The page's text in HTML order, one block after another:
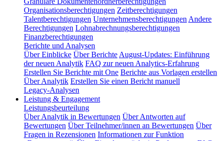
Organisationsberechtigungen Zeitberechtigungen
Talentberechtigungen Unternehmensberechtigungen Andere
Berechtigungen Lohnabrechnungsberechtigungen
Finanzberechtigungen
Berichte und Analysen
Über Einblicke Über Berichte August-Updates: Einführung
der neuen Analytik FAQ zur neuen Analytics-Erfahrung
Erstellen Sie Berichte mit One Berichte aus Vorlagen erstellen
Über Analytik Erstellen Sie einen Bericht manuell
Legacy-Analysen
Leistung & Engagement
Leistungsbeurteilung
Über Analytik in Bewertungen Über Antworten auf
Bewertungen Über Teilnehmer/innen an Bewertungen Über
Fragen in Rezensionen Informationen zur Funktion